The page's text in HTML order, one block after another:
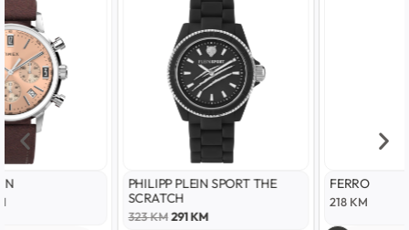
PHILIPP PLEIN SPORT THE
FERRO